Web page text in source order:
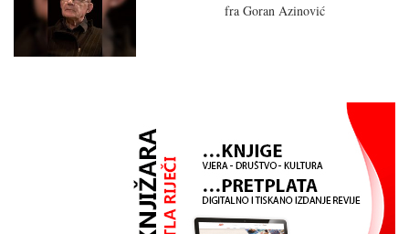
fra Goran Azinović